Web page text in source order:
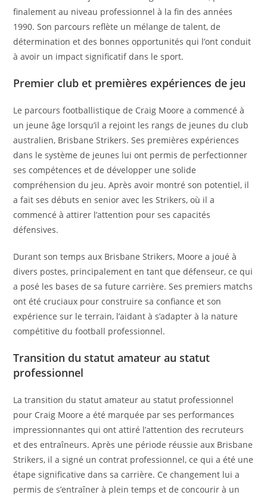
finalement au niveau professionnel à la fin des années
1990. Son parcours reflète un mélange de talent, de
détermination et des bonnes opportunités qui l’ont conduit
à avoir un impact significatif dans le sport.
Premier club et premières expériences de jeu
Le parcours footballistique de Craig Moore a commencé à
un jeune âge lorsqu’il a rejoint les rangs de jeunes du club
australien, Brisbane Strikers. Ses premières expériences
dans le système de jeunes lui ont permis de perfectionner
ses compétences et de développer une solide
compréhension du jeu. Après avoir montré son potentiel, il
a fait ses débuts en senior avec les Strikers, où il a
commencé à attirer l’attention pour ses capacités
défensives.
Durant son temps aux Brisbane Strikers, Moore a joué à
divers postes, principalement en tant que défenseur, ce qui
a posé les bases de sa future carrière. Ses premiers matchs
ont été cruciaux pour construire sa confiance et son
expérience sur le terrain, l’aidant à s’adapter à la nature
compétitive du football professionnel.
Transition du statut amateur au statut
professionnel
La transition du statut amateur au statut professionnel
pour Craig Moore a été marquée par ses performances
impressionnantes qui ont attiré l’attention des recruteurs
et des entraîneurs. Après une période réussie aux Brisbane
Strikers, il a signé un contrat professionnel, ce qui a été une
étape significative dans sa carrière. Ce changement lui a
permis de s’entraîner à plein temps et de concourir à un